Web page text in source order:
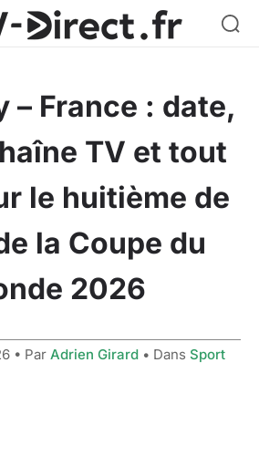
– France : date,
TV et tout
le huitième de
la Coupe du
2026
• Par Adrien Girard • Dans Sport